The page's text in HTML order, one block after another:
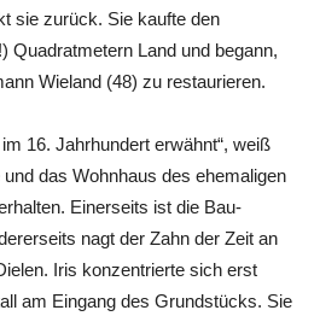
sie zurück. Sie kaufte den
Quadratmetern Land und begann,
Wieland (48) zu restaurieren.
16. Jahrhundert erwähnt“, weiß
das Wohnhaus des ehemaligen
Einerseits ist die Bau-
nagt der Zahn der Zeit an
Iris konzentrierte sich erst
am Eingang des Grundstücks. Sie